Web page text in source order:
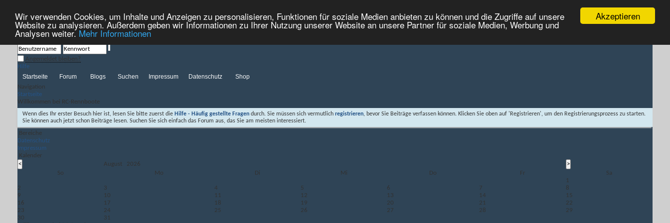
Akzeptieren
Wir verwenden Cookies, um Inhalte und Anzeigen zu personalisieren, Funktionen für soziale Medien anbieten zu können und die Zugriffe auf unsere
Website zu analysieren. Außerdem geben wir Informationen zu Ihrer Nutzung unserer Website an unsere Partner für soziale Medien, Werbung und
Analysen weiter. Mehr Informationen
Angemeldet bleiben?
Hilfe
Startseite
Willkommen bei RC-Rennboote
Forum Blogs Suchen Impressum Datenschutz Shop
Navigation
Startseite
Willkommen bei RC-Rennboote
Wenn dies Ihr erster Besuch hier ist, lesen Sie bitte zuerst die Hilfe - Häufig gestellte Fragen durch. Sie müssen sich vermutlich registrieren, bevor Sie Beiträge verfassen können. Klicken Sie oben auf 'Registrieren', um den Registrierungsprozess zu starten.
Sie können auch jetzt schon Beiträge lesen. Suchen Sie sich einfach das Forum aus, das Sie am meisten interessiert.
Bereiche
Datenschutz
Impressum
Kalender
August 2026
So
Mo Di Mi Do Fr
Sa
1
2
3 4 5 6 7
8
9
10 11 12 13 14
15
16
17 18 19 20 21
22
23
24 25 26 27 28
29
30
31